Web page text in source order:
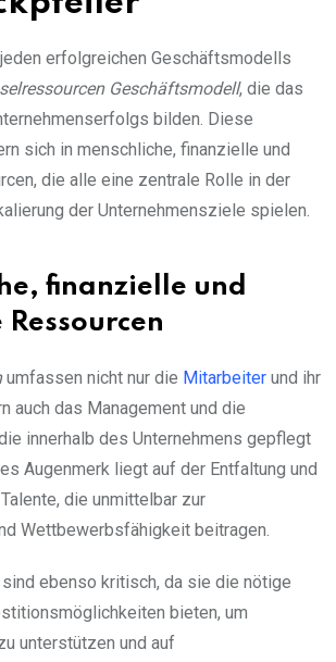
erfolgreichen Geschäftsmodells
Geschäftsmodell, die das
bilden. Diese
sich in menschliche, finanzielle und
die alle eine zentrale Rolle in der
der Unternehmensziele spielen.
finanzielle und
umfassen nicht nur die Mitarbeiter und ihr
auch das Management und die
innerhalb des Unternehmens gepflegt
Augenmerk liegt auf der Entfaltung und
die unmittelbar zur
Wettbewerbsfähigkeit beitragen.
ebenso kritisch, da sie die nötige
bieten, um
unterstützen und auf